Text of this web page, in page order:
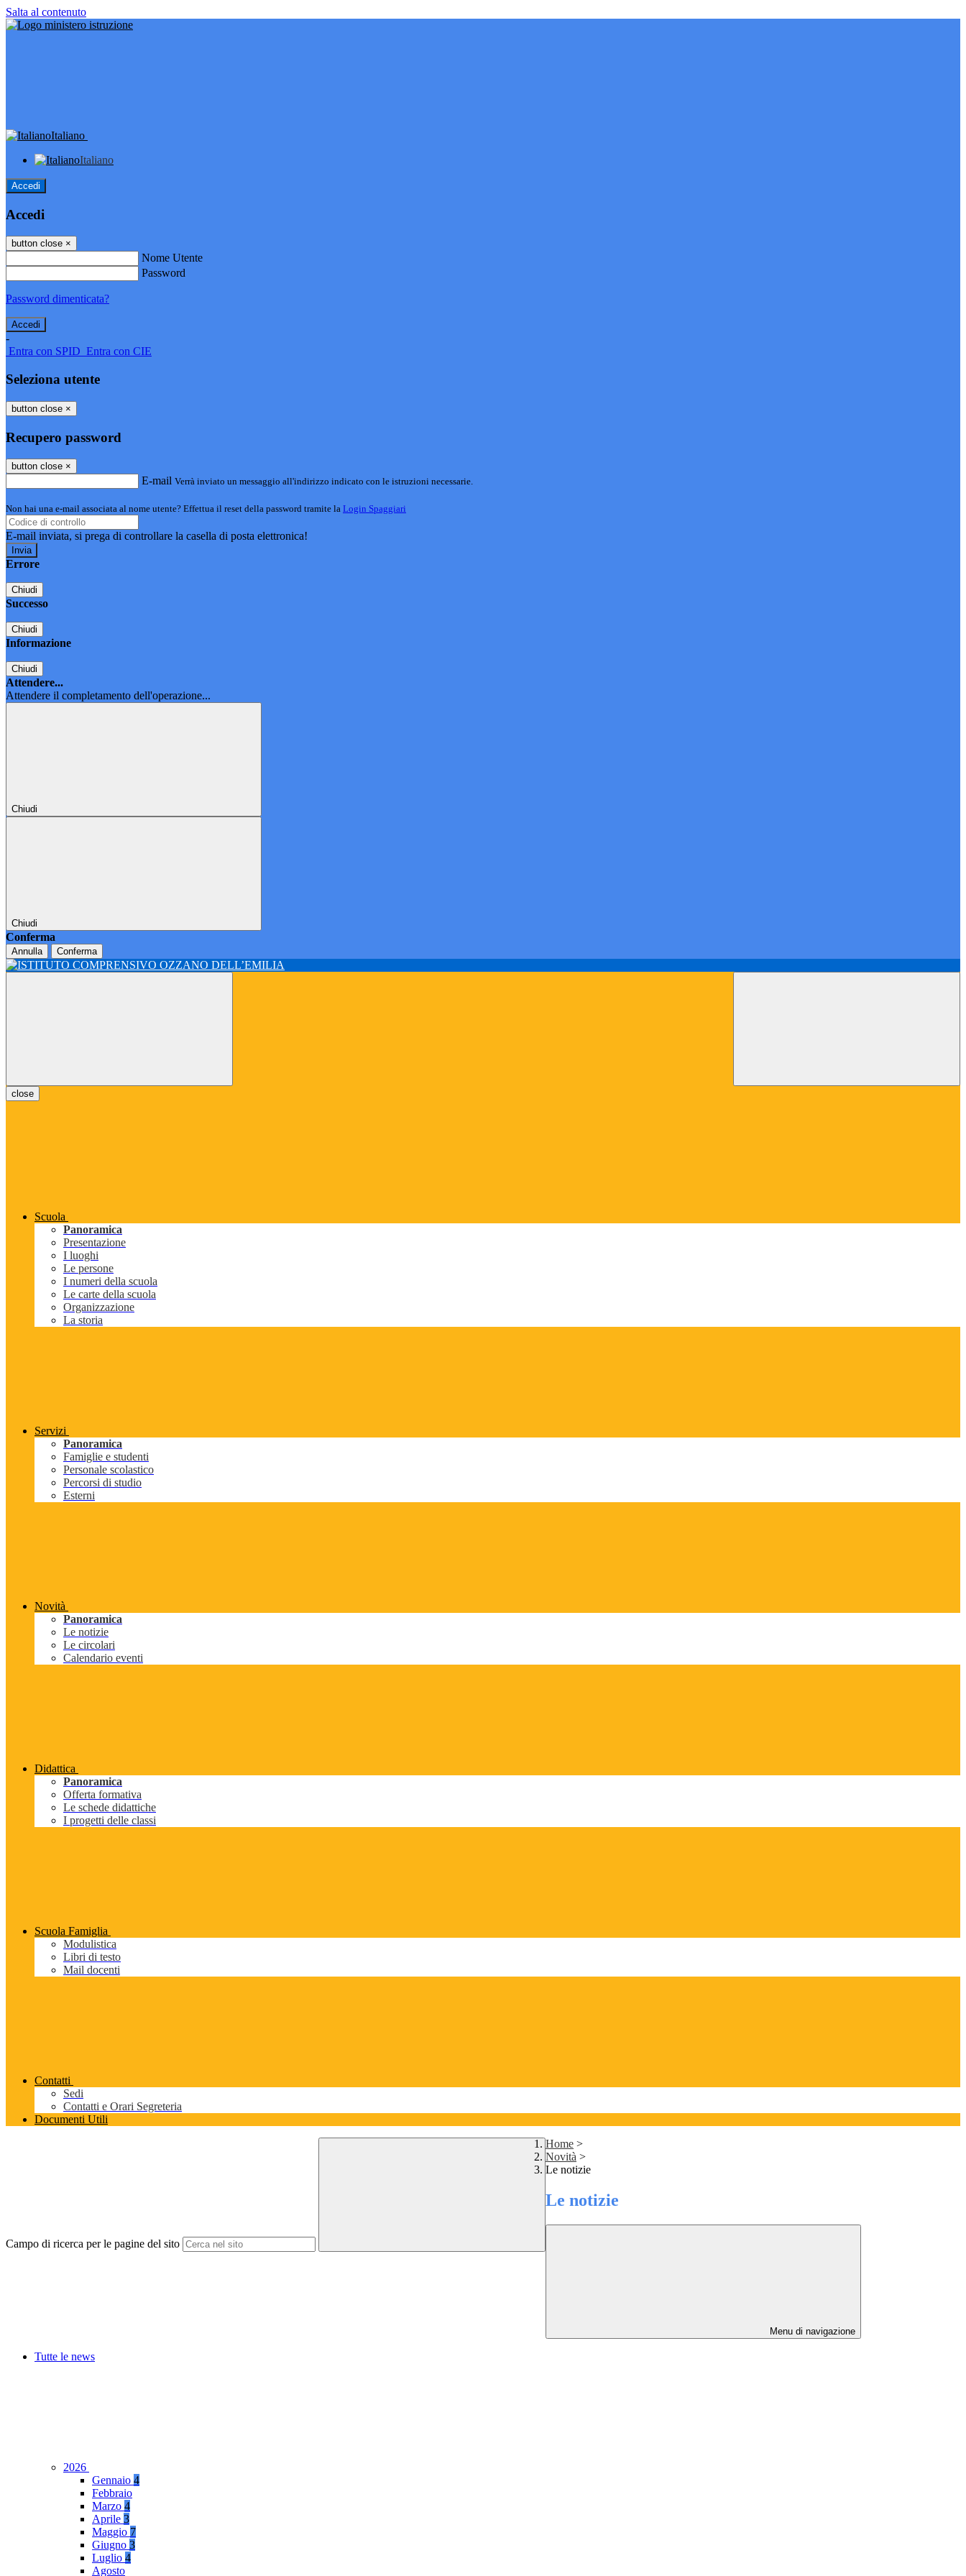
Salta al contenuto
Italiano
Italiano
Accedi
Accedi
button close ×
Nome Utente
Password
Password dimenticata?
-
Entra con SPID Entra con CIE
Seleziona utente
button close ×
Recupero password
button close ×
E-mail Verrà inviato un messaggio all'indirizzo indicato con le istruzioni necessarie.
Non hai una e-mail associata al nome utente? Effettua il reset della password tramite la Login Spaggiari
E-mail inviata, si prega di controllare la casella di posta elettronica!
Errore
Chiudi
Successo
Chiudi
Informazione
Chiudi
Attendere...
Attendere il completamento dell'operazione...
Chiudi
Chiudi
Conferma
Annulla Conferma
close
Scuola
Panoramica
Presentazione
I luoghi
Le persone
I numeri della scuola
Le carte della scuola
Organizzazione
La storia
Servizi
Panoramica
Famiglie e studenti
Personale scolastico
Percorsi di studio
Esterni
Novità
Panoramica
Le notizie
Le circolari
Calendario eventi
Didattica
Panoramica
Offerta formativa
Le schede didattiche
I progetti delle classi
Scuola Famiglia
Modulistica
Libri di testo
Mail docenti
Contatti
Sedi
Contatti e Orari Segreteria
Documenti Utili
Campo di ricerca per le pagine del sito
Home >
Novità >
Le notizie
Le notizie
Menu di navigazione
Tutte le news
2026
Gennaio 4
Febbraio
Marzo 4
Aprile 3
Maggio 7
Giugno 3
Luglio 4
Agosto